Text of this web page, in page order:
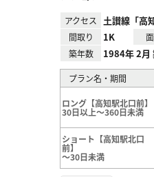
アクセス 土讃線「高
間取り 1K
築年数 1984年 2月
プラン名・期間
ロング【高知駅北口前】
30日以上～360日未満
ショート【高知駅北口
前】
～30日未満